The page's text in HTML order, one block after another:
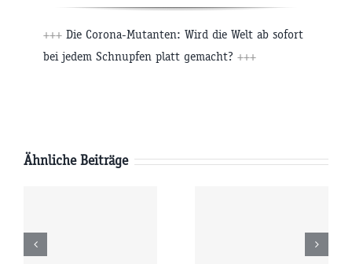
+++ Die Corona-Mutanten: Wird die Welt ab sofort
bei jedem Schnupfen platt gemacht? +++
Ähnliche Beiträge
Dienstag